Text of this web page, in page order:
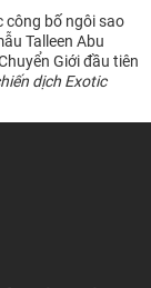
công bố ngôi sao
Talleen Abu
Giới đầu tiên
dịch Exotic